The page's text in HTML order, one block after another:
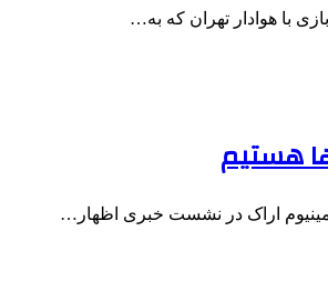
با هوادار تهران که به…
اراک در نشست خبری اظهار…